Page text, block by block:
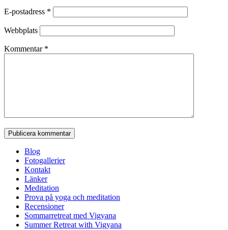
E-postadress *
Webbplats
Kommentar *
Blog
Fotogallerier
Kontakt
Länker
Meditation
Prova på yoga och meditation
Recensioner
Sommarretreat med Vigyana
Summer Retreat with Vigyana